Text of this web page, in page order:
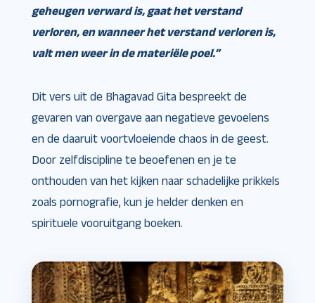
geheugen verward is, gaat het verstand
verloren, en wanneer het verstand verloren is,
valt men weer in de materiële poel.”
Dit vers uit de Bhagavad Gita bespreekt de
gevaren van overgave aan negatieve gevoelens
en de daaruit voortvloeiende chaos in de geest.
Door zelfdiscipline te beoefenen en je te
onthouden van het kijken naar schadelijke prikkels
zoals pornografie, kun je helder denken en
spirituele vooruitgang boeken.